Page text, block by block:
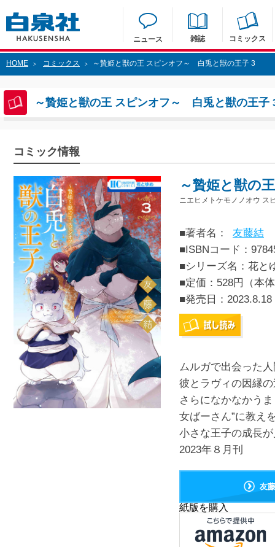
ニュース 雑誌 コミックス
HOME > コミックス > ～贄姫と獣の王 スピンオフ～ 白兎と獣の王子 3
～贄姫と獣の王 スピンオフ～ 白兎と獣の王子
コミック情報
～贄姫と獣の
ニエヒメトケモノノオウ
■著者名：
友藤結
■ISBNコード：
■シリーズ名：花と
■定価：528円（本
■発売日： 2023.8.18
ムルガで出会った
彼とラヴィの因縁
さらになかなかう
女ばーさん”に教え
小さな王子の成長
2023年８月刊
友
紙版を購入